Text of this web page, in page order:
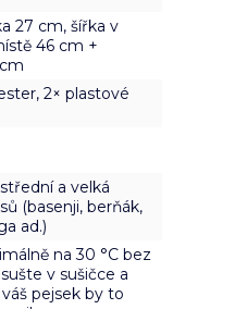
27 cm, šířka v
46 cm +
2× plastové
a velká
(basenji, berňák,
ad.)
na 30 °C bez
v sušičce a
pejsek by to